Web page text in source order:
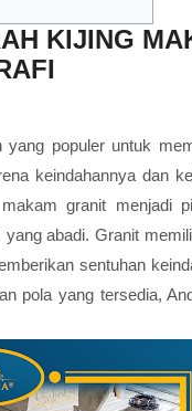
KIJING
populer untuk
keindahannya dan
granit menjadi
abadi. Granit
sentuhan
pola yang tersedia,